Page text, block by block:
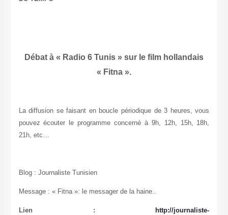
Débat à « Radio 6 Tunis » sur le film hollandais
« Fitna ».
La diffusion se faisant en boucle périodique de 3 heures, vous
pouvez écouter le programme concerné à 9h, 12h, 15h, 18h,
21h, etc…
Blog : Journaliste Tunisien
Message : « Fitna »: le messager de la haine..
Lien :
http://journaliste-